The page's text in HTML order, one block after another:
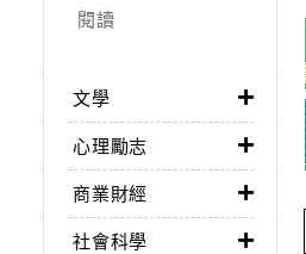
閱讀
文學
心理勵志
商業財經
社會科學